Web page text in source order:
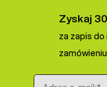
Zyskaj
za zapis
Adres e-mail